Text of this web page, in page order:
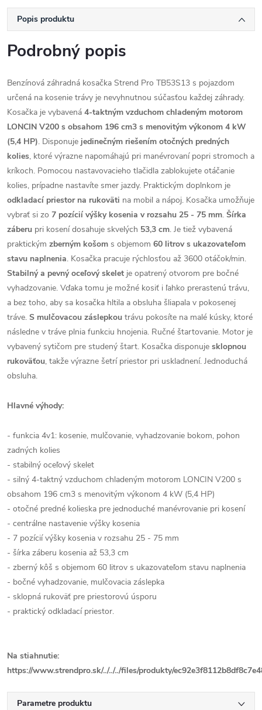
Popis produktu
Podrobný popis
Benzínová záhradná kosačka Strend Pro TB53S13 s pojazdom
určená na kosenie trávy je nevyhnutnou súčasťou každej záhrady.
Kosačka je vybavená 4-taktným vzduchom chladeným motorom
LONCIN V200 s obsahom 196 cm3 s menovitým výkonom 4 kW
(5,4 HP). Disponuje jedinečným riešením otočných predných
kolies, ktoré výrazne napomáhajú pri manévrovaní popri stromoch a
kríkoch. Pomocou nastavovacieho tlačidla zablokujete otáčanie
kolies, prípadne nastavíte smer jazdy. Praktickým doplnkom je
odkladací priestor na rukoväti na mobil a nápoj. Kosačka umožňuje
vybrať si zo 7 pozícií výšky kosenia v rozsahu 25 - 75 mm. Šírka
záberu pri kosení dosahuje skvelých 53,3 cm. Je tiež vybavená
praktickým zberným košom s objemom 60 litrov s ukazovateľom
stavu naplnenia. Kosačka pracuje rýchlosťou až 3600 otáčok/min.
Stabilný a pevný oceľový skelet je opatrený otvorom pre bočné
vyhadzovanie. Vďaka tomu je možné kosiť i ľahko prerastenú trávu,
a bez toho, aby sa kosačka hltila a obsluha šliapala v pokosenej
tráve. S mulčovacou záslepkou trávu pokosíte na malé kúsky, ktoré
následne v tráve plnia funkciu hnojenia. Ručné štartovanie. Motor je
vybavený sytičom pre studený štart. Kosačka disponuje sklopnou
rukoväťou, takže výrazne šetrí priestor pri uskladnení. Jednoduchá
obsluha.
Hlavné výhody:
- funkcia 4v1: kosenie, mulčovanie, vyhadzovanie bokom, pohon
zadných kolies
- stabilný oceľový skelet
- silný 4-taktný vzduchom chladeným motorom LONCIN V200 s
obsahom 196 cm3 s menovitým výkonom 4 kW (5,4 HP)
- otočné predné kolieska pre jednoduché manévrovanie pri kosení
- centrálne nastavenie výšky kosenia
- 7 pozícií výšky kosenia v rozsahu 25 - 75 mm
- šírka záberu kosenia až 53,3 cm
- zberný kôš s objemom 60 litrov s ukazovateľom stavu naplnenia
- bočné vyhadzovanie, mulčovacia záslepka
- sklopná rukoväť pre priestorovú úsporu
- praktický odkladací priestor.
Na stiahnutie:
https://www.strendpro.sk/../../../files/produkty/
Parametre produktu